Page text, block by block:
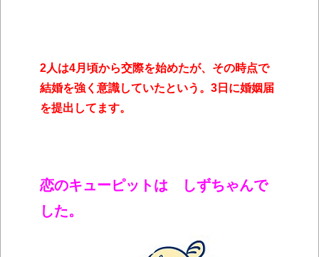
2人は4月頃から交際を始めたが、その時点で
結婚を強く意識していたという。3日に婚姻届
を提出してます。
恋のキューピットは しずちゃんで
した。